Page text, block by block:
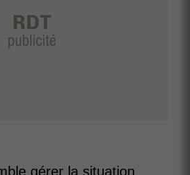
gérer la situation